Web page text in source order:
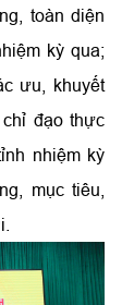
toàn diện
kỳ qua;
ưu, khuyết
đạo thực
nhiệm kỳ
mục tiêu,